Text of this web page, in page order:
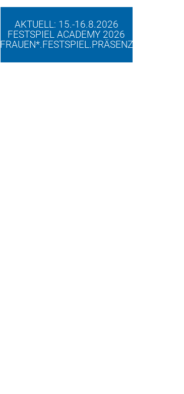
AKTUELL: 15.-16.8.2026
FESTSPIEL ACADEMY 2026
FRAUEN*.FESTSPIEL.PRÄSENZ